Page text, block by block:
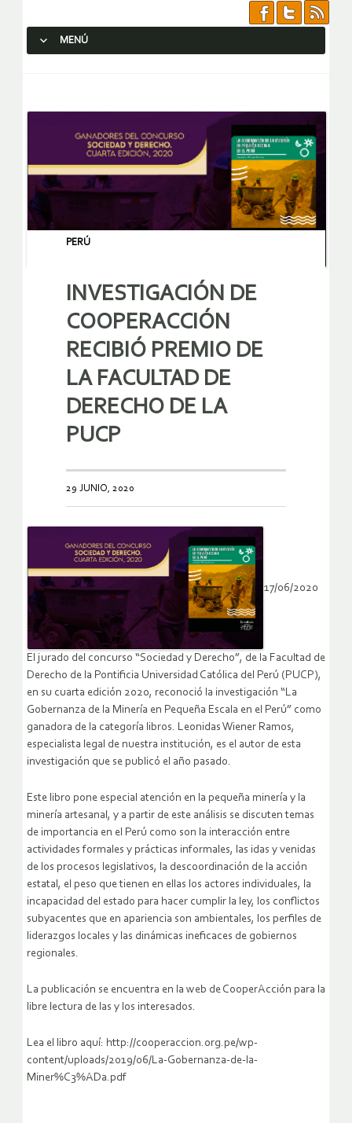
MENÚ
PERÚ
INVESTIGACIÓN DE
COOPERACCIÓN
RECIBIÓ PREMIO DE
LA FACULTAD DE
DERECHO DE LA
PUCP
29 JUNIO, 2020
17/06/2020
El jurado del concurso “Sociedad y Derecho”, de la Facultad de
Derecho de la Pontificia Universidad Católica del Perú (PUCP),
en su cuarta edición 2020, reconoció la investigación “La
Gobernanza de la Minería en Pequeña Escala en el Perú” como
ganadora de la categoría libros. Leonidas Wiener Ramos,
especialista legal de nuestra institución, es el autor de esta
investigación que se publicó el año pasado.
Este libro pone especial atención en la pequeña minería y la
minería artesanal, y a partir de este análisis se discuten temas
de importancia en el Perú como son la interacción entre
actividades formales y prácticas informales, las idas y venidas
de los procesos legislativos, la descoordinación de la acción
estatal, el peso que tienen en ellas los actores individuales, la
incapacidad del estado para hacer cumplir la ley, los conflictos
subyacentes que en apariencia son ambientales, los perfiles de
liderazgos locales y las dinámicas ineficaces de gobiernos
regionales.
La publicación se encuentra en la web de CooperAcción para la
libre lectura de las y los interesados.
Lea el libro aquí: http://cooperaccion.org.pe/wp-
content/uploads/2019/06/La-Gobernanza-de-la-
Miner%C3%ADa.pdf